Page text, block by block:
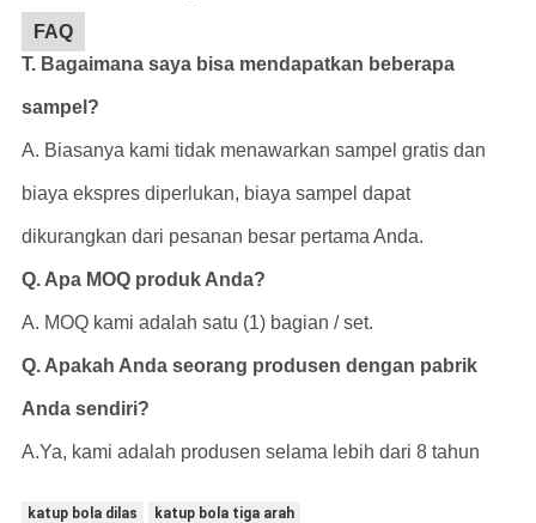
FAQ
T. Bagaimana saya bisa mendapatkan beberapa
sampel?
A. Biasanya kami tidak menawarkan sampel gratis dan
biaya ekspres diperlukan, biaya sampel dapat
dikurangkan dari pesanan besar pertama Anda.
Q. Apa MOQ produk Anda?
A. MOQ kami adalah satu (1) bagian / set.
Q. Apakah Anda seorang produsen dengan pabrik
Anda sendiri?
A.Ya, kami adalah produsen selama lebih dari 8 tahun
katup bola dilas
katup bola tiga arah